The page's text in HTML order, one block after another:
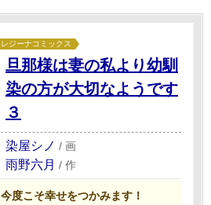
レジーナコミックス
旦那様は妻の私より幼馴
染の方が大切なようです
３
染屋シノ / 画
雨野六月 / 作
今度こそ幸せをつかみます！